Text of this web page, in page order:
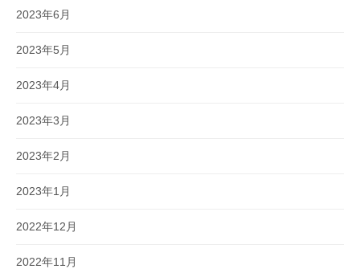
2023年6月
2023年5月
2023年4月
2023年3月
2023年2月
2023年1月
2022年12月
2022年11月